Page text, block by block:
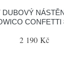
DUBOVÝ
CONFETTI
2 190 Kč